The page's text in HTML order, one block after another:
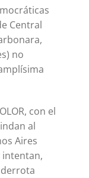
Central
no
con el
al
Aires